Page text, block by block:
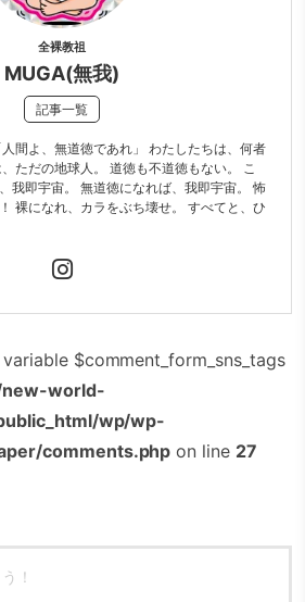
全裸教祖
MUGA(無我)
記事一覧
間よ、無道徳であれ」 わたしたちは、何者
ただの地球人。 道徳も不道徳もない。 こ
我即宇宙。 無道徳になれば、我即宇宙。 怖
裸になれ、カラをぶち壊せ。 すべてと、ひ
$comment_form_sns_tags
world-
wp/wp-
comments.php on line 27